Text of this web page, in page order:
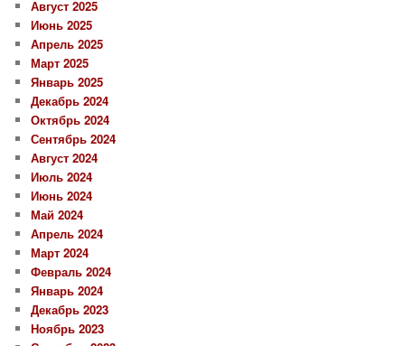
Август 2025
Июнь 2025
Апрель 2025
Март 2025
Январь 2025
Декабрь 2024
Октябрь 2024
Сентябрь 2024
Август 2024
Июль 2024
Июнь 2024
Май 2024
Апрель 2024
Март 2024
Февраль 2024
Январь 2024
Декабрь 2023
Ноябрь 2023